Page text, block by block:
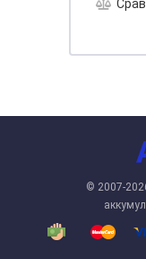
© 2007-